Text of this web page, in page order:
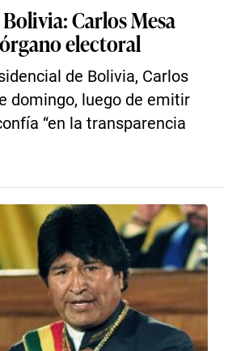
Carlos Mesa
electoral
de Bolivia, Carlos
domingo, luego de emitir
“en la transparencia